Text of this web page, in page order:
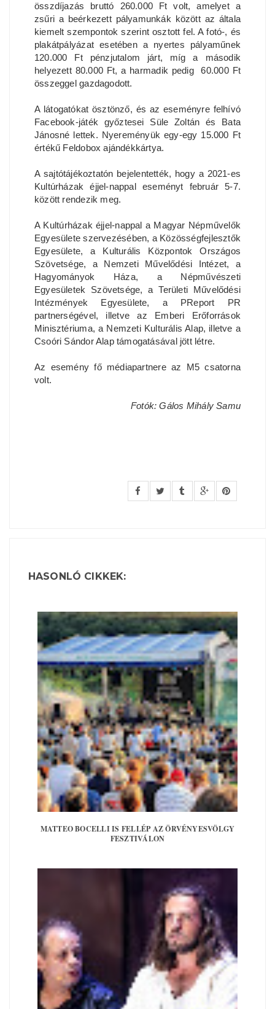
összdíjazás bruttó 260.000 Ft volt, amelyet a
zsűri a beérkezett pályamunkák között az általa
kiemelt szempontok szerint osztott fel. A fotó-, és
plakátpályázat esetében a nyertes pályaműnek
120.000 Ft pénzjutalom járt, míg a második
helyezett 80.000 Ft, a harmadik pedig 60.000 Ft
összeggel gazdagodott.
A látogatókat ösztönző, és az eseményre felhívó
Facebook-játék győztesei Süle Zoltán és Bata
Jánosné lettek. Nyereményük egy-egy 15.000 Ft
értékű Feldobox ajándékkártya.
A sajtótájékoztatón bejelentették, hogy a 2021-es
Kultúrházak éjjel-nappal eseményt február 5-7.
között rendezik meg.
A Kultúrházak éjjel-nappal a Magyar Népművelők
Egyesülete szervezésében, a Közösségfejlesztők
Egyesülete, a Kulturális Központok Országos
Szövetsége, a Nemzeti Művelődési Intézet, a
Hagyományok Háza, a Népművészeti
Egyesületek Szövetsége, a Területi Művelődési
Intézmények Egyesülete, a PReport PR
partnerségével, illetve az Emberi Erőforrások
Minisztériuma, a Nemzeti Kulturális Alap, illetve a
Csoóri Sándor Alap támogatásával jött létre.
Az esemény fő médiapartnere az M5 csatorna
volt.
Fotók: Gálos Mihály Samu
HASONLÓ CIKKEK:
MATTEO BOCELLI IS FELLÉP AZ ÖRVÉNYESVÖLGY
FESZTIVÁLON